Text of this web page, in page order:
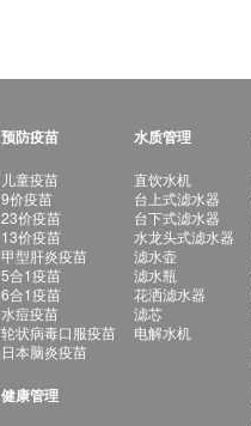
预防疫苗
儿童疫苗
9价疫苗
23价疫苗
13价疫苗
甲型肝炎疫苗
5合1疫苗
6合1疫苗
水痘疫苗
轮状病毒口服疫苗
日本脑炎疫苗
健康管理
水质管理
直饮水机
台上式滤水器
台下式滤水器
水龙头式滤水器
滤水壶
滤水瓶
花洒滤水器
滤芯
电解水机